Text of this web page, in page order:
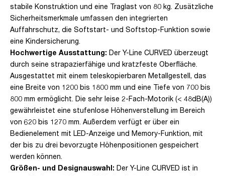
stabile Konstruktion und eine Traglast von 80 kg. Zusätzliche
Sicherheitsmerkmale umfassen den integrierten
Auffahrschutz, die Softstart- und Softstop-Funktion sowie
eine Kindersicherung.
Hochwertige Ausstattung: Der Y-Line CURVED überzeugt
durch seine strapazierfähige und kratzfeste Oberfläche.
Ausgestattet mit einem teleskopierbaren Metallgestell, das
eine Breite von 1200 bis 1800 mm und eine Tiefe von 700 bis
800 mm ermöglicht. Die sehr leise 2-Fach-Motorik (< 48dB(A))
gewährleistet eine stufenlose Höhenverstellung im Bereich
von 620 bis 1270 mm. Außerdem verfügt er über ein
Bedienelement mit LED-Anzeige und Memory-Funktion, mit
der bis zu drei bevorzugte Höhenpositionen gespeichert
werden können.
Größen- und Designauswahl: Der Y-Line CURVED ist in